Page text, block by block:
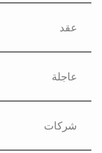
عقد
عاجلة
شركات